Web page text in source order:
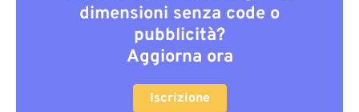
dimensioni senza code o
pubblicità?
Aggiorna ora
Iscrizione